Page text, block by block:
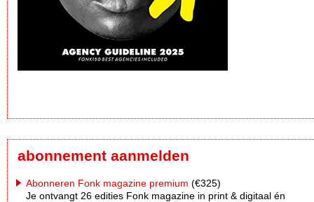
abonnement aanmelden
Abonneren Fonk magazine premium (€325)
Je ontvangt 26 edities Fonk magazine in print & digitaal én